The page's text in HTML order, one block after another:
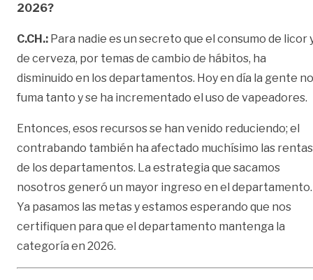
2026?
C.CH.: Para nadie es un secreto que el consumo de licor
de cerveza, por temas de cambio de hábitos, ha
disminuido en los departamentos. Hoy en día la gente no
fuma tanto y se ha incrementado el uso de vapeadores.
Entonces, esos recursos se han venido reduciendo; el
contrabando también ha afectado muchísimo las rentas
de los departamentos. La estrategia que sacamos
nosotros generó un mayor ingreso en el departamento.
Ya pasamos las metas y estamos esperando que nos
certifiquen para que el departamento mantenga la
categoría en 2026.